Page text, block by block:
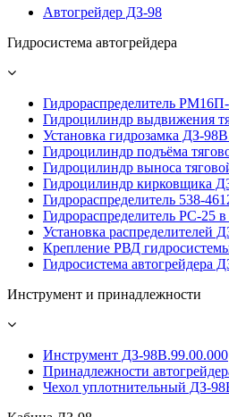
Автогрейдер ДЗ-98
Гидросистема автогрейдера
Гидрораспределитель
Гидроцилиндр выдвижения
Установка гидрозамка ДЗ-
Гидроцилиндр подъёма
Гидроцилиндр выноса
Гидроцилиндр кирковщика
Гидрораспределитель 538-
Гидрораспределитель PС-25 в
Установка распределителей
Крепление РВД
Гидросистема автогрейдера
Инструмент и принадлежности
Инструмент ДЗ-98В.99.00.000
Принадлежности
Чехол уплотнительный ДЗ-